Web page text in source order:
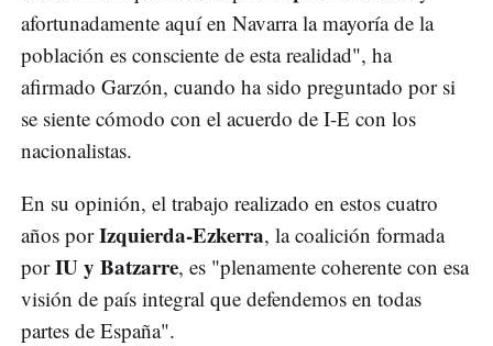
afortunadamente aquí en Navarra la mayoría de la
población es consciente de esta realidad", ha
afirmado Garzón, cuando ha sido preguntado por si
se siente cómodo con el acuerdo de I-E con los
nacionalistas.
En su opinión, el trabajo realizado en estos cuatro
años porIzquierda-Ezkerra, la coalición formada
porIU y Batzarre, es "plenamente coherente con esa
visión de país integral que defendemos en todas
partes de España".